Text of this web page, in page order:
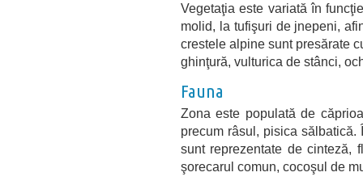
Vegetaţia este variată în
molid, la tufişuri de jnepeni,
crestele alpine sunt presărate
ghinţură, vulturica de stânci,
Fauna
Zona este populată de
precum râsul, pisica
sunt reprezentate de cinteză,
şorecarul comun, cocoşul de